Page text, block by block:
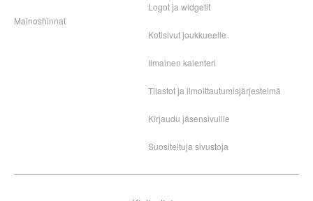
Mainoshinnat
Logot ja widgetit
Kotisivut joukkueelle
Ilmainen kalenteri
Tilastot ja ilmoittautumisjärjestelmä
Kirjaudu jäsensivuille
Suositeltuja sivustoja